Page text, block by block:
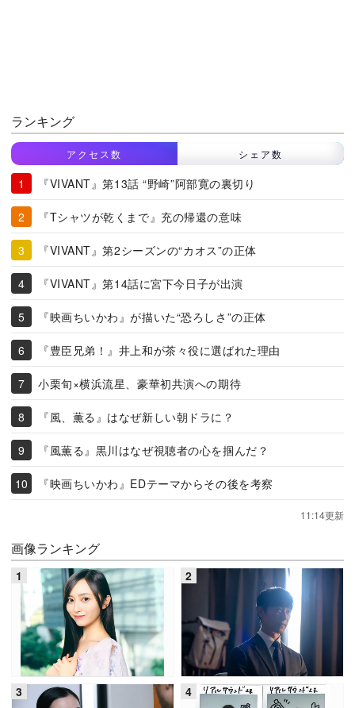
ランキング
アクセス数 シェア数
『VIVANT』第13話 “野崎”阿部寛の裏切り
『Tシャツが乾くまで』充の帰還の意味
『VIVANT』第2シーズンの“カオス”の正体
『VIVANT』第14話に宮下今日子が出演
『映画ちいかわ』が描いた“恐ろしさ”の正体
『豊臣兄弟！』井上和が茶々役に選ばれた理由
小栗旬×横浜流星、豪華初共演への期待
『風、薫る』はなぜ新しい朝ドラに？
『風薫る』黒川はなぜ視聴者の心を掴んだ？
『映画ちいかわ』EDテーマからその後を考察
11:14更新
画像ランキング